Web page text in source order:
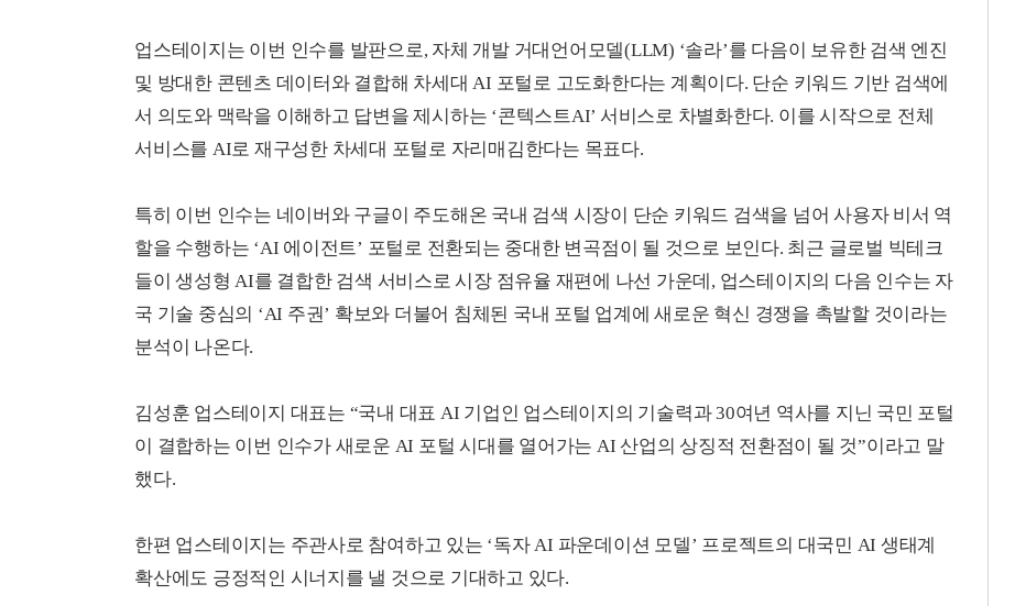
업스테이지는 이번 인수를 발판으로, 자체 개발 거대언어모델(LLM) ‘솔라’를 다음이 보유한 검색 엔진
및 방대한 콘텐츠 데이터와 결합해 차세대 AI 포털로 고도화한다는 계획이다. 단순 키워드 기반 검색에
서 의도와 맥락을 이해하고 답변을 제시하는 ‘콘텍스트AI’ 서비스로 차별화한다. 이를 시작으로 전체
서비스를 AI로 재구성한 차세대 포털로 자리매김한다는 목표다.
특히 이번 인수는 네이버와 구글이 주도해온 국내 검색 시장이 단순 키워드 검색을 넘어 사용자 비서 역
할을 수행하는 ‘AI 에이전트’ 포털로 전환되는 중대한 변곡점이 될 것으로 보인다. 최근 글로벌 빅테크
들이 생성형 AI를 결합한 검색 서비스로 시장 점유율 재편에 나선 가운데, 업스테이지의 다음 인수는 자
국 기술 중심의 ‘AI 주권’ 확보와 더불어 침체된 국내 포털 업계에 새로운 혁신 경쟁을 촉발할 것이라는
분석이 나온다.
김성훈 업스테이지 대표는 “국내 대표 AI 기업인 업스테이지의 기술력과 30여년 역사를 지닌 국민 포털
이 결합하는 이번 인수가 새로운 AI 포털 시대를 열어가는 AI 산업의 상징적 전환점이 될 것”이라고 말
했다.
한편 업스테이지는 주관사로 참여하고 있는 ‘독자 AI 파운데이션 모델’ 프로젝트의 대국민 AI 생태계
확산에도 긍정적인 시너지를 낼 것으로 기대하고 있다.